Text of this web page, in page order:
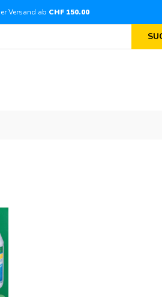
Versand ab CHF 150.00